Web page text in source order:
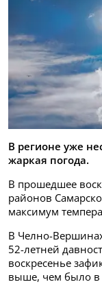
В регионе уже
жаркая погода.
В прошедшее
районов
максимум
В Челно-
52-летней
воскресенье
выше, чем было в